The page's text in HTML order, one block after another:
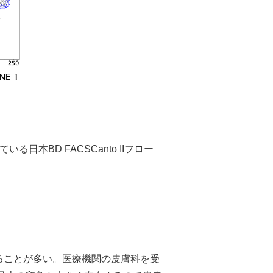
いる日本BD FACSCanto IIフロー
とが多い。医療機関の皮膚科を受